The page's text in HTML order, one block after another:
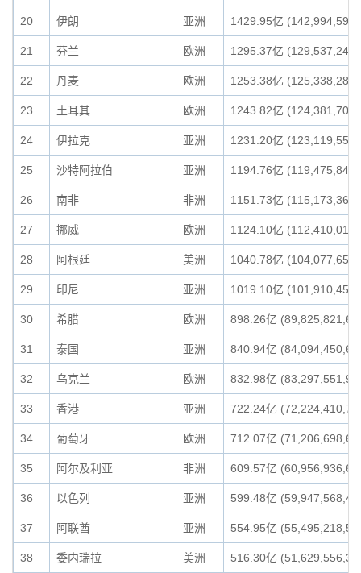
20 伊朗 亚洲 1429.95亿
21 芬兰 欧洲 1295.37亿
22 丹麦 欧洲 1253.38亿
23 土耳其 欧洲 1243.82亿
24 伊拉克 亚洲 1231.20亿
25 沙特阿拉伯 亚洲 1194.76亿
26 南非 非洲 1151.73亿
27 挪威 欧洲 1124.10亿
28 阿根廷 美洲 1040.78亿
29 印尼 亚洲 1019.10亿
30 希腊 欧洲 898.26亿
31 泰国 亚洲 840.94亿
32 乌克兰 欧洲 832.98亿
33 香港 亚洲 722.24亿
34 葡萄牙 欧洲 712.07亿
35 阿尔及利亚 非洲 609.57亿
36 以色列 亚洲 599.48亿
37 阿联酋 亚洲 554.95亿
38 委内瑞拉 美洲 516.30亿